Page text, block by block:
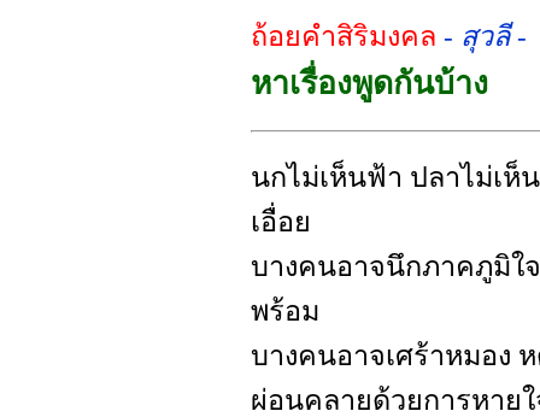
ถ้อยคำสิริมงคล - สุวลี -
หาเรื่องพูดกันบ้าง
นกไม่เห็นฟ้า ปลาไม่เห็
เอื่อย
บางคนอาจนึกภาคภูมิใ
พร้อม
บางคนอาจเศร้าหมอง
ผ่อนคลายด้วยการหาย